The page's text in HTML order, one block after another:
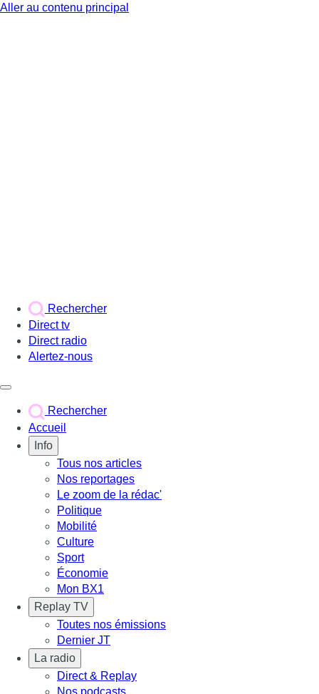
Aller au contenu principal
Rechercher
Direct tv
Direct radio
Alertez-nous
Rechercher
Accueil
Info
Tous nos articles
Nos reportages
Le zoom de la rédac'
Politique
Mobilité
Culture
Sport
Économie
Mon BX1
Replay TV
Toutes nos émissions
Dernier JT
La radio
Direct & Replay
Nos podcasts